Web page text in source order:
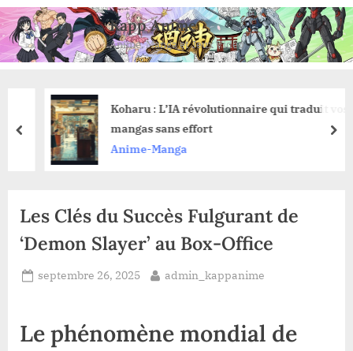
Skip
to
content
Kapp Anime
Anime, Manga et Jeux Vidéo
Koharu : L’IA révolutionnaire qui traduit vos
mangas sans effort
Anime-Manga
prev
Les Clés du Succès Fulgurant de
‘Demon Slayer’ au Box-Office
Posted
septembre 26, 2025 By
admin_kappanime
Le phénomène mondial de